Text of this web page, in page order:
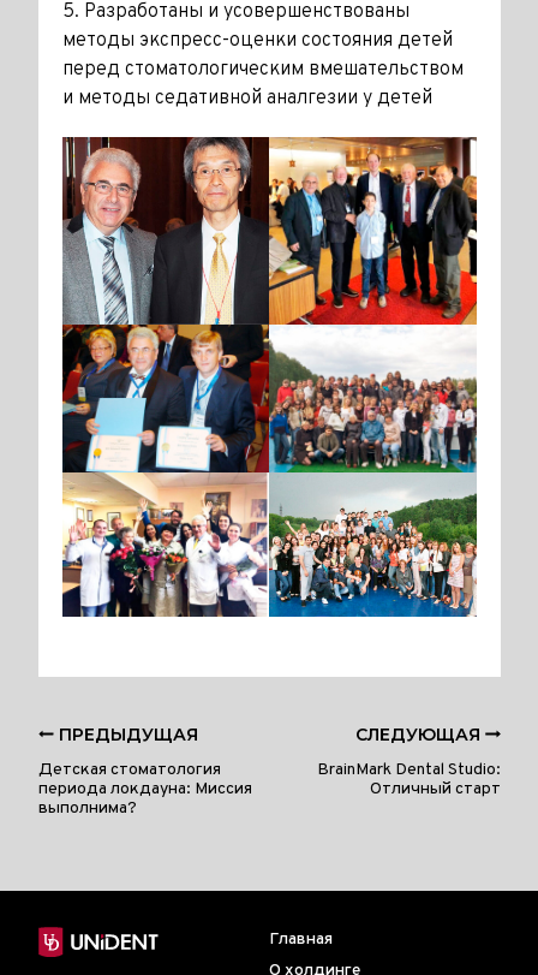
5. Разработаны и усовершенствованы
методы экспресс-оценки состояния детей
перед стоматологическим вмешательством
и методы седативной аналгезии у детей
ПРЕДЫДУЩАЯ
Детская стоматология
периода локдауна: Миссия
выполнима?
СЛЕДУЮЩАЯ
BrainMark Dental Studio:
Отличный старт
Главная